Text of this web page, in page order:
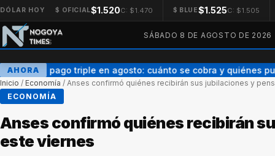
DÓLAR HOY $ OFICIAL$1.520C: $1.470 $ BLUE$1.525C: $1.505
SÁBADO 8 DE AGOSTO DE 2026
AHORA
AUH con pago triple en agosto: cuánto se cobra y quiénes
Inicio / Economía / Anses confirmó quiénes recibirán sus jubilaciones y
ECONOMÍA
Anses confirmó quiénes recibirán
este viernes